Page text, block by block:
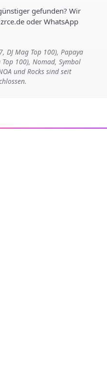
gefunden? Wir
oder WhatsApp
DJ Mag Top 100), Papaya
Top 100), Nomad, Symbol
und Rocks sind seit